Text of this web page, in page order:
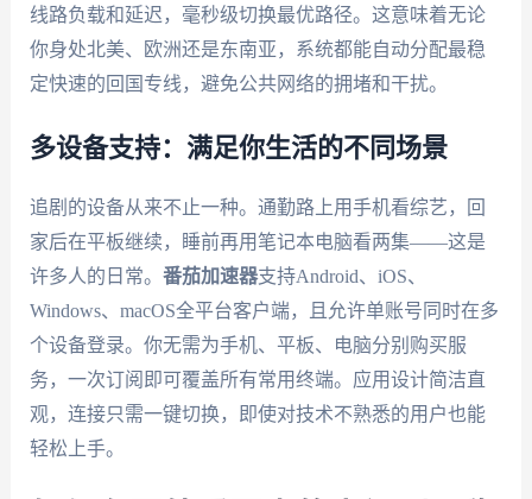
线路负载和延迟，毫秒级切换最优路径。这意味着无论
你身处北美、欧洲还是东南亚，系统都能自动分配最稳
定快速的回国专线，避免公共网络的拥堵和干扰。
多设备支持：满足你生活的不同场景
追剧的设备从来不止一种。通勤路上用手机看综艺，回
家后在平板继续，睡前再用笔记本电脑看两集——这是
许多人的日常。 番茄加速器支持Android、iOS、
Windows、macOS全平台客户端，且允许单账号同时在多
个设备登录。你无需为手机、平板、电脑分别购买服
务，一次订阅即可覆盖所有常用终端。应用设计简洁直
观，连接只需一键切换，即使对技术不熟悉的用户也能
轻松上手。